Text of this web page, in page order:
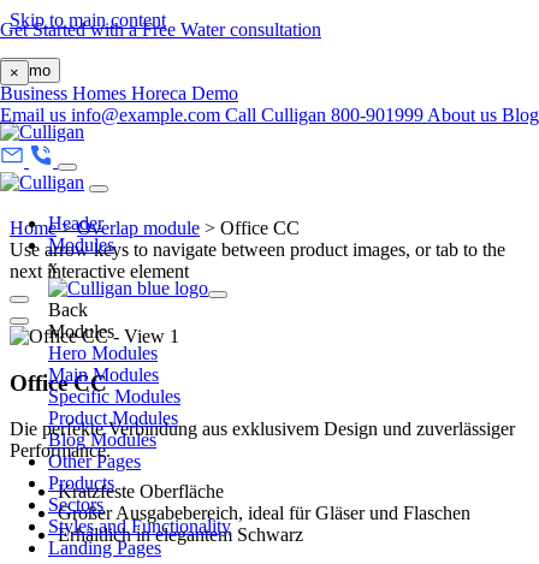
Skip to main content
Get Started with a Free Water consultation
×
Demo
Business Homes Horeca Demo
Email us info@example.com Call Culligan 800-901999 About us
Header
Modules
x
Back
Modules
Hero Modules
Main Modules
Specific Modules
Product Modules
Blog Modules
Other Pages
Products
Sectors
Styles and Functionality
Landing Pages
Home>Overlap module > Office CC
Use arrow keys to navigate between product images, or tab to the
next interactive element
Office CC
Die perfekte Verbindung aus exklusivem Design und zuverlässiger
Performance.
Kratzfeste Oberfläche
Großer Ausgabebereich, ideal für Gläser und Flaschen
Erhältlich in elegantem Schwarz